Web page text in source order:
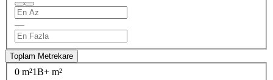
—
Toplam Metrekare
0 m²1B+ m²